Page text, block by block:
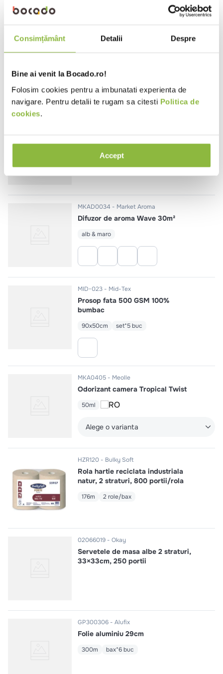
Consimțământ Detalii Despre
Bine ai venit la Bocado.ro!
Folosim cookies pentru a imbunatati experienta de
navigare. Pentru detalii te rugam sa citesti Politica de
cookies.
Accept
MID-100 Mid-Tex
200x90cm
Alege o varianta
27*17*29cm
MKAD0034 Market Aroma
Difuzor de aroma Wave 30m²
alb & maro
MID-023 Mid-Tex
Prosop fata 500 GSM 100%
bumbac
90x50cm set*5 buc
MKA0405 Meolle
Odorizant camera Tropical Twist
50ml
Alege o varianta
HZR120 Bulky Soft
Rola hartie reciclata industriala
natur, 2 straturi, 800 portii/rola
176m 2 role/bax
02066019 Okay
Servetele de masa albe 2 straturi,
33×33cm, 250 portii
GP300306 Alufix
Folie aluminiu 29cm
300m bax*6 buc